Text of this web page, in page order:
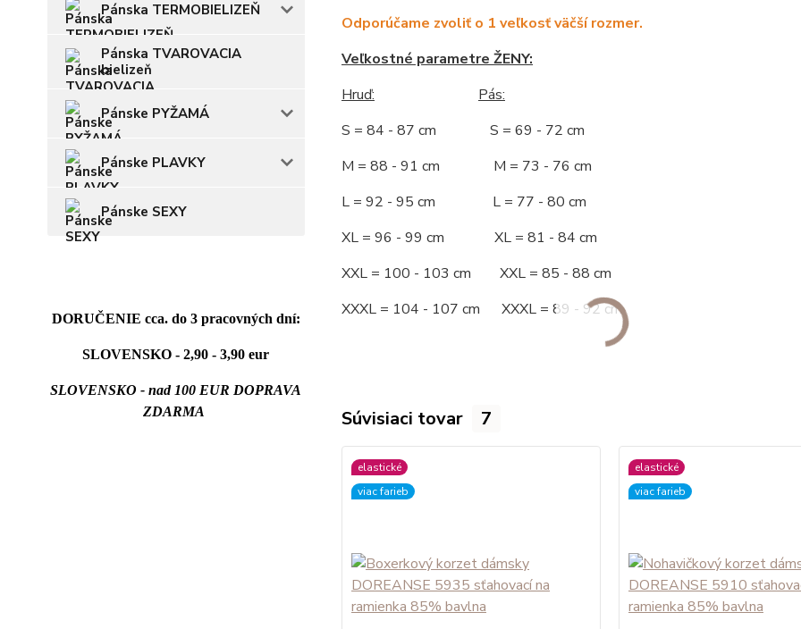
Pánska TERMOBIELIZEŇ
Pánska TVAROVACIA
bielizeň
Pánske PYŽAMÁ
Pánske PLAVKY
Pánske SEXY
DORUČENIE cca. do 3 pracovných dní:
SLOVENSKO - 2,90 - 3,90 eur
SLOVENSKO - nad 100 EUR DOPRAVA
ZDARMA
Odporúčame zvoliť o 1 veľkosť väčší rozmer.
Veľkostné parametre ŽENY:
Hruď:
Pás:
S = 84 - 87 cm S = 69 - 72 cm
M = 88 - 91 cm M = 73 - 76 cm
L = 92 - 95 cm L = 77 - 80 cm
XL = 96 - 99 cm XL = 81 - 84 cm
XXL = 100 - 103 cm XXL = 85 - 88 cm
XXXL = 104 - 107 cm XXXL = 89 - 92 cm
Súvisiaci tovar 7
elastické
viac farieb
elastické
viac farieb